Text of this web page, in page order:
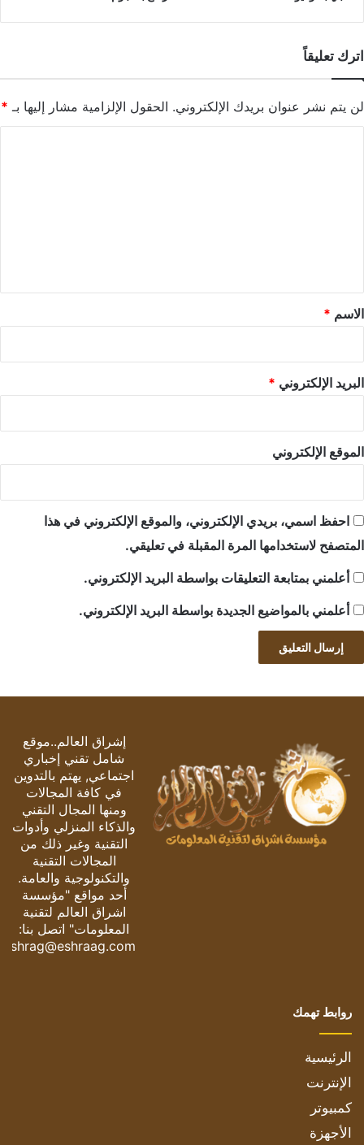
اترك تعليقاً
لن يتم نشر عنوان بريدك الإلكتروني. الحقول الإلزامية مشار إليها بـ *
*
الاسم *
البريد الإلكتروني *
الموقع الإلكتروني
احفظ اسمي، بريدي الإلكتروني، والموقع الإلكتروني في هذا
المتصفح لاستخدامها المرة المقبلة في تعليقي.
أعلمني بمتابعة التعليقات بواسطة البريد الإلكتروني.
أعلمني بالمواضيع الجديدة بواسطة البريد الإلكتروني.
إشراق العالم..موقع
شامل تقني إخباري
اجتماعي, يهتم بالتدوين
في كافة المجالات
ومنها المجال التقني
والذكاء المنزلي وأدوات
التقنية وغير ذلك من
المجالات التقنية
والتكنولوجية والعامة.
أحد مواقع "مؤسسة
اشراق العالم لتقنية
المعلومات" اتصل بنا:
eshrag@eshraag.com
روابط تهمك
الرئيسية
الإنترنت
كمبيوتر
الأجهزة